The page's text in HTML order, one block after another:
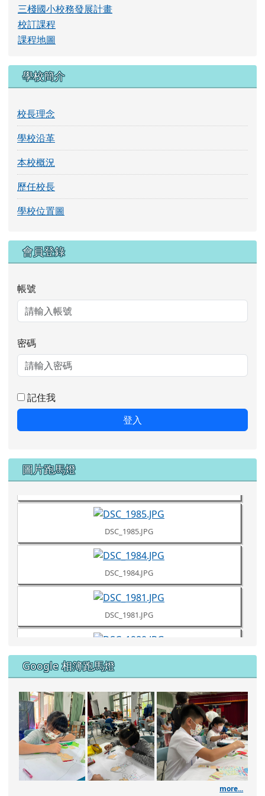
學校沿革
本校概況
歷任校長
右邊區域內容
會員登錄
帳號
登入
圖片跑馬燈 DSC_1986.JPG
DSC_1981.JPG
DSC_1980.JPG
DSC_1961.JPG
DSC_1960.JPG
DSC_1953.JPG
DSC_1951.JPG
DSC_1949.JPG
Google 相簿跑馬燈
111學年度藝術深耕繪畫課程
111學年度藝術深耕繪
111學
Google 相簿縮圖